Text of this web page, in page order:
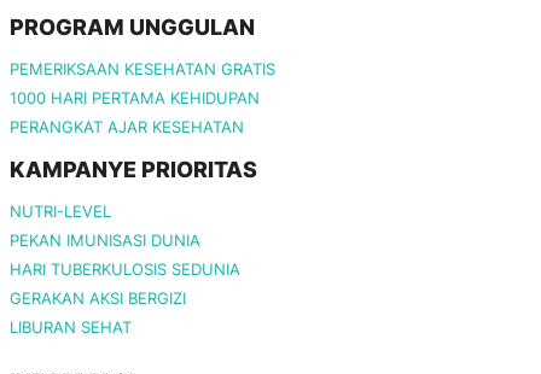
PROGRAM UNGGULAN
PEMERIKSAAN KESEHATAN GRATIS
1000 HARI PERTAMA KEHIDUPAN
PERANGKAT AJAR KESEHATAN
KAMPANYE PRIORITAS
NUTRI-LEVEL
PEKAN IMUNISASI DUNIA
HARI TUBERKULOSIS SEDUNIA
GERAKAN AKSI BERGIZI
LIBURAN SEHAT